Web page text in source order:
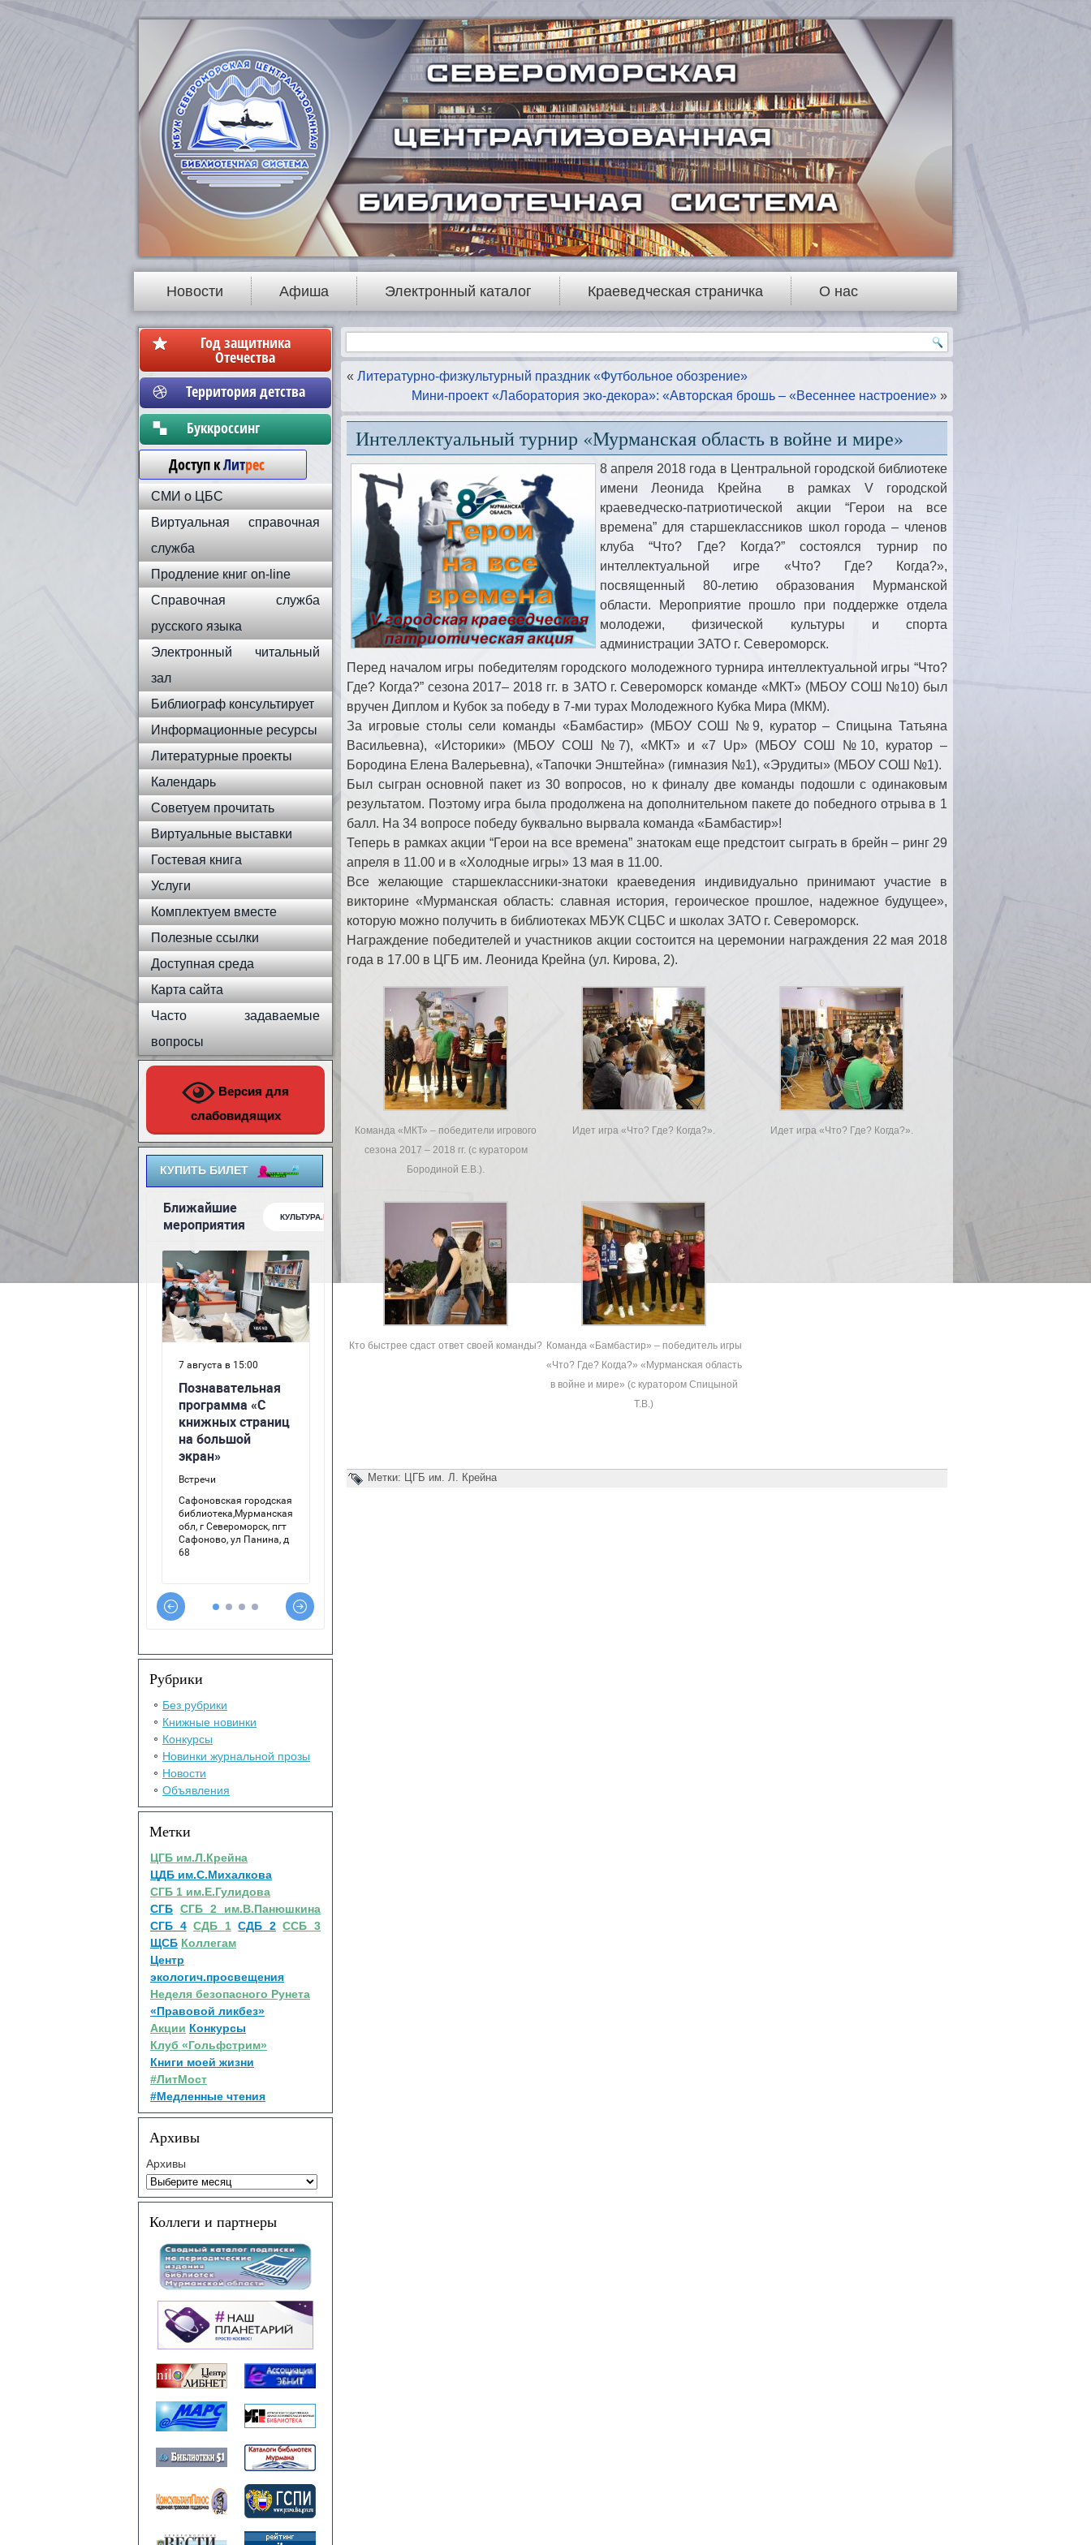
Новости Афиша Электронный каталог Краеведческая страничка О нас
Год защитника
Отечества
Территория детства
Бyккpoccинг
Доступ кЛитрес
СМИ о ЦБС
Виртуальная справочная
служба
Продление книг on-line
Справочная служба
русского языка
Электронный читальный
зал
Библиограф консультирует
Информационные ресурсы
Литературные проекты
Календарь
Советуем прочитать
Виртуальные выставки
Гостевая книга
Услуги
Комплектуем вместе
Полезные ссылки
Доступная среда
Карта сайта
Часто задаваемые
вопросы
Версия для
слабовидящих
КУПИТЬ БИЛЕТ
Рубрики
Без рубрики
Книжные новинки
Конкурсы
Новинки журнальной прозы
Новости
Объявления
Метки
ЦГБ им.Л.Крейна
ЦДБ им.С.Михалкова
СГБ 1 им.Е.Гулидова
СГБ СГБ 2 им.В.Панюшкина
СГБ 4 СДБ 1 СДБ 2 ССБ 3
ЩСБ Коллегам
Центр
экологич.просвещения
Неделя безопасного Рунета
«Правовой ликбез»
Акции Конкурсы
Клуб «Гольфстрим»
Книги моей жизни
#ЛитМост
#Медленные чтения
Архивы
Архивы
Коллеги и партнеры
« Литературно-физкультурный праздник «Футбольное обозрение»
Мини-проект «Лаборатория эко-декора»: «Авторская брошь – «Весеннее настроение» »
Интеллектуальный турнир «Мурманская область в войне и мире»
8 апреля 2018 года в Центральной городской библиотеке
имени Леонида Крейна в рамках V городской
краеведческо-патриотической акции “Герои на все
времена” для старшеклассников школ города – членов
клуба “Что? Где? Когда?” состоялся турнир по
интеллектуальной игре «Что? Где? Когда?»,
посвященный 80-летию образования Мурманской
области. Мероприятие прошло при поддержке отдела
молодежи, физической культуры и спорта
администрации ЗАТО г. Североморск.
Перед началом игры победителям городского молодежного турнира интеллектуальной игры “Что?
Где? Когда?” сезона 2017– 2018 гг. в ЗАТО г. Североморск команде «МКТ» (МБОУ СОШ №10) был
вручен Диплом и Кубок за победу в 7-ми турах Молодежного Кубка Мира (МКМ).
За игровые столы сели команды «Бамбастир» (МБОУ СОШ №9, куратор – Спицына Татьяна
Васильевна), «Историки» (МБОУ СОШ №7), «МКТ» и «7 Up» (МБОУ СОШ №10, куратор –
Бородина Елена Валерьевна), «Тапочки Энштейна» (гимназия №1), «Эрудиты» (МБОУ СОШ №1).
Был сыгран основной пакет из 30 вопросов, но к финалу две команды подошли с одинаковым
результатом. Поэтому игра была продолжена на дополнительном пакете до победного отрыва в 1
балл. На 34 вопросе победу буквально вырвала команда «Бамбастир»!
Теперь в рамках акции “Герои на все времена” знатокам еще предстоит сыграть в брейн – ринг 29
апреля в 11.00 и в «Холодные игры» 13 мая в 11.00.
Все желающие старшеклассники-знатоки краеведения индивидуально принимают участие в
викторине «Мурманская область: славная история, героическое прошлое, надежное будущее»,
которую можно получить в библиотеках МБУК СЦБС и школах ЗАТО г. Североморск.
Награждение победителей и участников акции состоится на церемонии награждения 22 мая 2018
года в 17.00 в ЦГБ им. Леонида Крейна (ул. Кирова, 2).
Команда «МКТ» – победители игрового
сезона 2017 – 2018 гг. (с куратором
Бородиной Е.В.).
Идет игра «Что? Где? Когда?». Идет игра «Что? Где? Когда?».
Кто быстрее сдаст ответ своей команды? Команда «Бамбастир» – победитель игры
«Что? Где? Когда?» «Мурманская область
в войне и мире» (с куратором Спицыной
Т.В.)
Метки: ЦГБ им. Л. Крейна